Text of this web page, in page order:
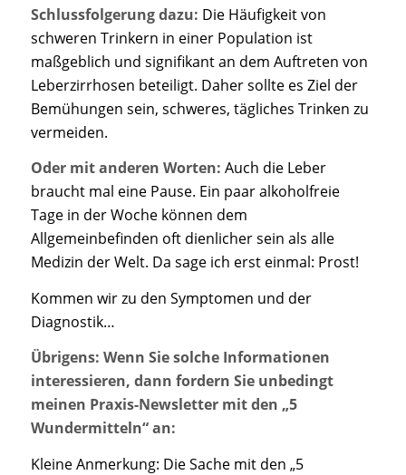
Schlussfolgerung dazu: Die Häufigkeit von
schweren Trinkern in einer Population ist
maßgeblich und signifikant an dem Auftreten von
Leberzirrhosen beteiligt. Daher sollte es Ziel der
Bemühungen sein, schweres, tägliches Trinken zu
vermeiden.
Oder mit anderen Worten: Auch die Leber
braucht mal eine Pause. Ein paar alkoholfreie
Tage in der Woche können dem
Allgemeinbefinden oft dienlicher sein als alle
Medizin der Welt. Da sage ich erst einmal: Prost!
Kommen wir zu den Symptomen und der
Diagnostik…
Übrigens: Wenn Sie solche Informationen
interessieren, dann fordern Sie unbedingt
meinen Praxis-Newsletter mit den „5
Wundermitteln“ an:
Kleine Anmerkung: Die Sache mit den „5